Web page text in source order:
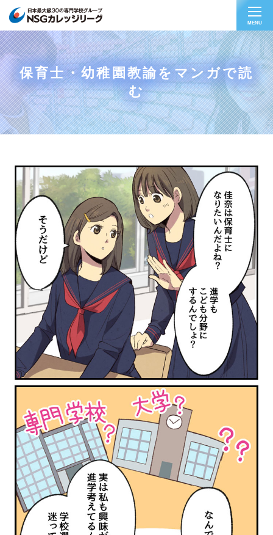
MENU
保育士・幼稚園教諭をマンガで読
む